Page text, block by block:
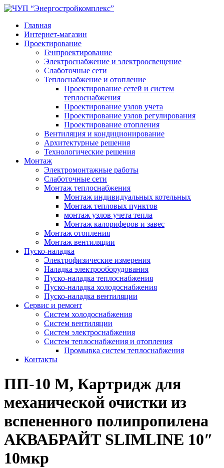
Главная
Интернет-магазин
Проектирование
Генпроектирование
Электроснабжение и электроосвещение
Слаботочные сети
Теплоснабжение и отопление
Проектирование сетей и систем
теплоснабжения
Проектирование узлов учета
Проектирование узлов регулирования
Проектирование отопления
Вентиляция и кондиционирование
Архитектурные решения
Технологические решения
Монтаж
Электромонтажные работы
Слаботочные сети
Монтаж теплоснабжения
Монтаж индивидуальных котельных
Монтаж тепловых пунктов
монтаж узлов учета тепла
Монтаж калориферов и завес
Монтаж отопления
Монтаж вентиляции
Пуско-наладка
Электрофизические измерения
Наладка электрооборудования
Пуско-наладка теплоснабжения
Пуско-наладка холодоснабжения
Пуско-наладка вентиляции
Сервис и ремонт
Систем холодоснабжения
Систем вентиляции
Систем электроснабжения
Систем теплоснабжения и отопления
Промывка систем теплоснабжения
Контакты
ПП-10 М, Картридж для
механической очистки из
вспененного полипропилена
АКВАБРАЙТ SLIMLINE 10″
10мкр